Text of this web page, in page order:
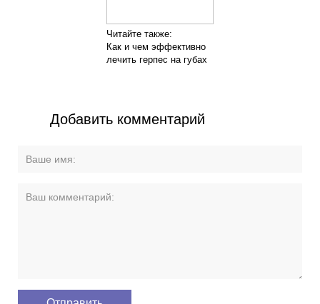
Читайте также:
Как и чем эффективно
лечить герпес на губах
Добавить комментарий